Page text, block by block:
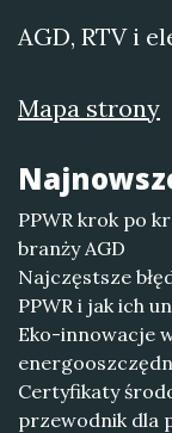
AGD, RTV i
Mapa strony
PPWR krok po
branży AGD
Najczęstsze
PPWR i jak ich
Eko-innowacje
Certyfikaty
przewodnik dla